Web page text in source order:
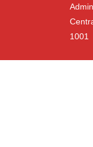
1001